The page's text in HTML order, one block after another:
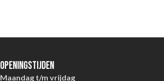
Openingstijden
Maandag t/m vrijdag